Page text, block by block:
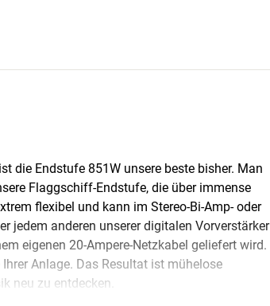
die Endstufe 851W unsere beste bisher. Man
Flaggschiff-Endstufe, die über immense
flexibel und kann im Stereo-Bi-Amp- oder
jedem anderen unserer digitalen Vorverstärker
eigenen 20-Ampere-Netzkabel geliefert wird.
Anlage. Das Resultat ist mühelose
neu zu entdecken.